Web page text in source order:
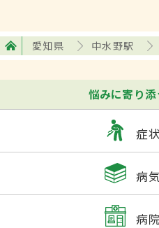
愛知県 中水野駅
悩みに寄り
症状
病気
病院